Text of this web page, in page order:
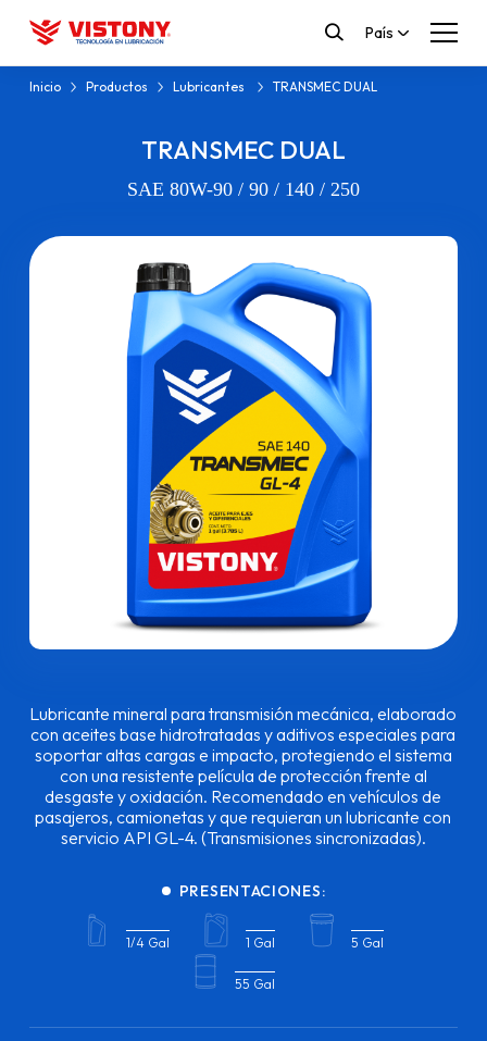
País
Inicio Productos Lubricantes TRANSMEC DUAL
TRANSMEC DUAL
SAE 80W-90 / 90 / 140 / 250
Lubricante mineral para transmisión mecánica, elaborado
con aceites base hidrotratadas y aditivos especiales para
soportar altas cargas e impacto, protegiendo el sistema
con una resistente película de protección frente al
desgaste y oxidación. Recomendado en vehículos de
pasajeros, camionetas y que requieran un lubricante con
servicio API GL-4. (Transmisiones sincronizadas).
PRESENTACIONES:
1/4 Gal 1 Gal 5 Gal
55 Gal